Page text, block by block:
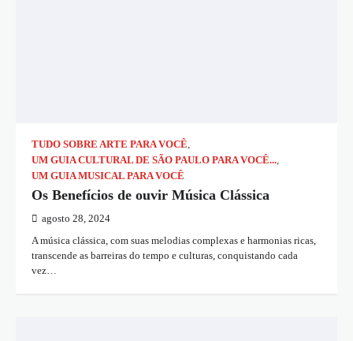
TUDO SOBRE ARTE PARA VOCÊ,
UM GUIA CULTURAL DE SÃO PAULO PARA VOCÊ...,
UM GUIA MUSICAL PARA VOCÊ
Os Benefícios de ouvir Música Clássica
agosto 28, 2024
A música clássica, com suas melodias complexas e harmonias ricas,
transcende as barreiras do tempo e culturas, conquistando cada
vez…